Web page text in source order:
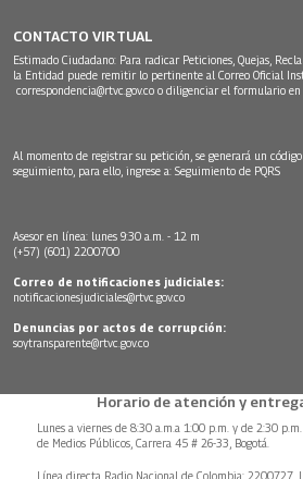
CONTACTO VIRTUAL
Estimado Ciudadano: Para radicar Peticiones, Quejas,
la Entidad puede remitir lo pertinente al Correo Oficial
correspondencia@rtvc.gov.co o diligenciar el formulario en
Al momento de registrar su petición, se generará un
seguimiento, para ello, ingrese a: Seguimiento de PQRS
Asesor en línea: lunes 9:30 a.m. - 12 m
(+57) (601) 2200700
Correo de notificaciones judiciales:
notificacionesjudiciales@rtvc.gov.co
Denuncias por actos de corrupción:
soytransparente@rtvc.gov.co
Horario de atención y
Lunes a viernes de 8:30 a.m.a 1:00 p.m. y de 2:30
de Medios Públicos, Carrera 45 # 26-33, Bogotá.
Línea directa Radio Nacional de Colombia: 2200727,